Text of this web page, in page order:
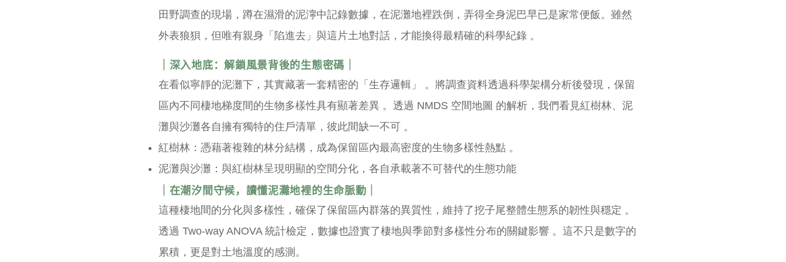
田野調查的現場，蹲在濕滑的泥濘中記錄數據，在泥灘地裡跌倒，弄得全身泥巴早已是家常便飯。雖然
外表狼狽，但唯有親身「陷進去」與這片土地對話，才能換得最精確的科學紀錄 。
｜深入地底：解鎖風景背後的生態密碼｜
在看似寧靜的泥灘下，其實藏著一套精密的「生存邏輯」 。將調查資料透過科學架構分析後發現，保留
區內不同棲地梯度間的生物多樣性具有顯著差異 。透過 NMDS 空間地圖 的解析，我們看見紅樹林、泥
灘與沙灘各自擁有獨特的住戶清單，彼此間缺一不可 。
紅樹林：憑藉著複雜的林分結構，成為保留區內最高密度的生物多樣性熱點 。
泥灘與沙灘：與紅樹林呈現明顯的空間分化，各自承載著不可替代的生態功能
｜在潮汐間守候，讀懂泥灘地裡的生命脈動｜
這種棲地間的分化與多樣性，確保了保留區內群落的異質性，維持了挖子尾整體生態系的韌性與穩定 。
透過 Two-way ANOVA 統計檢定，數據也證實了棲地與季節對多樣性分布的關鍵影響 。這不只是數字的
累積，更是對土地溫度的感測。